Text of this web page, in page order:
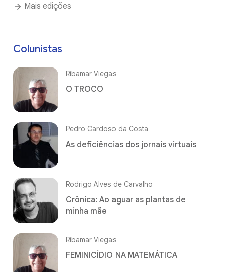
Mais edições
Colunistas
Ribamar Viegas
O TROCO
Pedro Cardoso da Costa
As deficiências dos jornais virtuais
Rodrigo Alves de Carvalho
Crônica: Ao aguar as plantas de
minha mãe
Ribamar Viegas
FEMINICÍDIO NA MATEMÁTICA